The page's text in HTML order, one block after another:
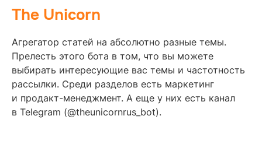
The Unicorn
Агрегатор статей на абсолютно разные темы.
Прелесть этого бота в том, что вы можете
выбирать интересующие вас темы и частотность
рассылки. Среди разделов есть маркетинг
и продакт-менеджмент. А еще у них есть канал
в Telegram (@theunicornrus_bot).